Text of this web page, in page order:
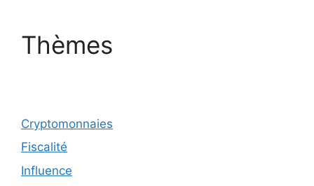
Thèmes
Cryptomonnaies
Fiscalité
Influence